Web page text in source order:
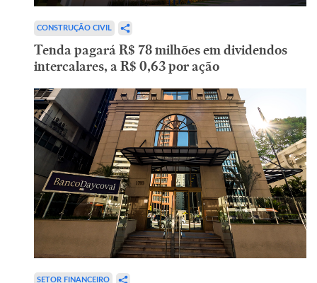
CONSTRUÇÃO CIVIL
Tenda pagará R$ 78 milhões em dividendos
intercalares, a R$ 0,63 por ação
SETOR FINANCEIRO